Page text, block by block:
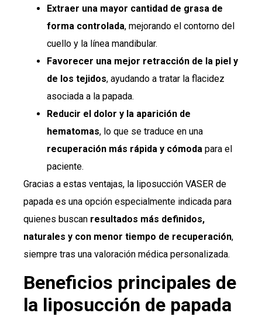
Extraer una mayor cantidad de grasa de
forma controlada, mejorando el contorno del
cuello y la línea mandibular.
Favorecer una mejor retracción de la piel y
de los tejidos, ayudando a tratar la flacidez
asociada a la papada.
Reducir el dolor y la aparición de
hematomas, lo que se traduce en una
recuperación más rápida y cómoda para el
paciente.
Gracias a estas ventajas, la liposucción VASER de
papada es una opción especialmente indicada para
quienes buscan resultados más definidos,
naturales y con menor tiempo de recuperación,
siempre tras una valoración médica personalizada.
Beneficios principales de
la liposucción de papada